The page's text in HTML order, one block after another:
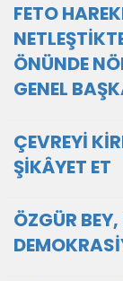
FETO
ÖNÜNDE
GENEL
ÇEVREYİ
ŞİKÂYET ET
ÖZGÜR